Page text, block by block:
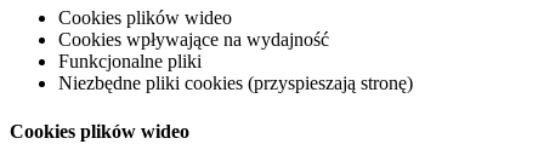
Cookies plików wideo
Cookies wpływające na wydajność
Funkcjonalne pliki
Niezbędne pliki cookies (przyspieszają stronę)
Cookies plików wideo